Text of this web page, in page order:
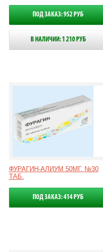
ПОД ЗАКАЗ: 952 РУБ
В НАЛИЧИИ: 1 210 РУБ
ФУРАГИН-АЛИУМ 50МГ. №30
ТАБ.
ПОД ЗАКАЗ: 414 РУБ